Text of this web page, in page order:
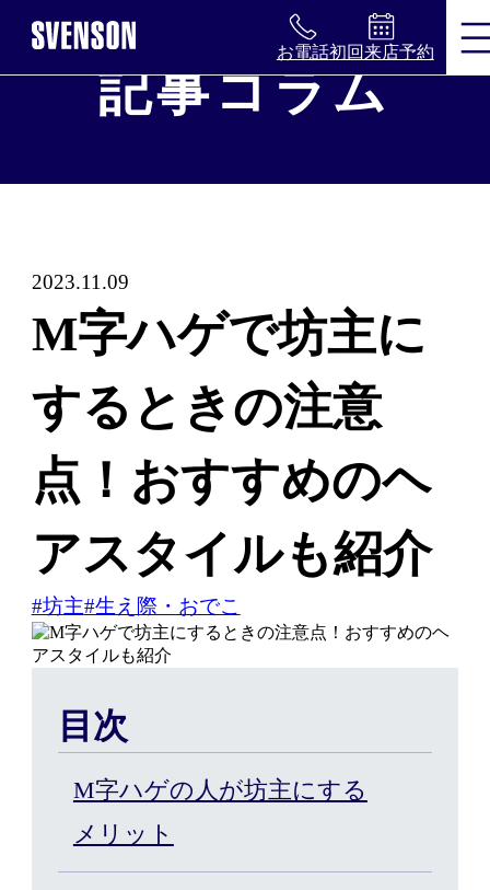
お電話初回来店予約
まずは無料相談を。お気軽にご来店くだ
※お電話で髪に関するご相談やご予約も可能です
0120-17-7109
WEB予約こちら
ヘアケア・増毛サービスを探す
記事コラム
2023.11.09
M字ハゲで坊主に
するときの注意
点！おすすめのヘ
アスタイルも紹介
#坊主#生え際・おでこ
目次
M字ハゲの人が坊主にする
メリット